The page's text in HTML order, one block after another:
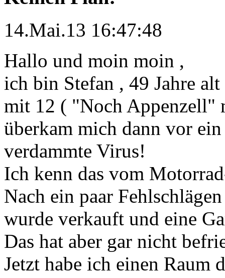
14.Mai.13 16:47:48
Hallo und moin moin ,
ich bin Stefan , 49 Jahre
mit 12 ( "Noch Appenzell"
überkam mich dann vor
verdammte Virus!
Ich kenn das vom
Nach ein paar
wurde verkauft und eine
Das hat aber gar nicht
Jetzt habe ich einen